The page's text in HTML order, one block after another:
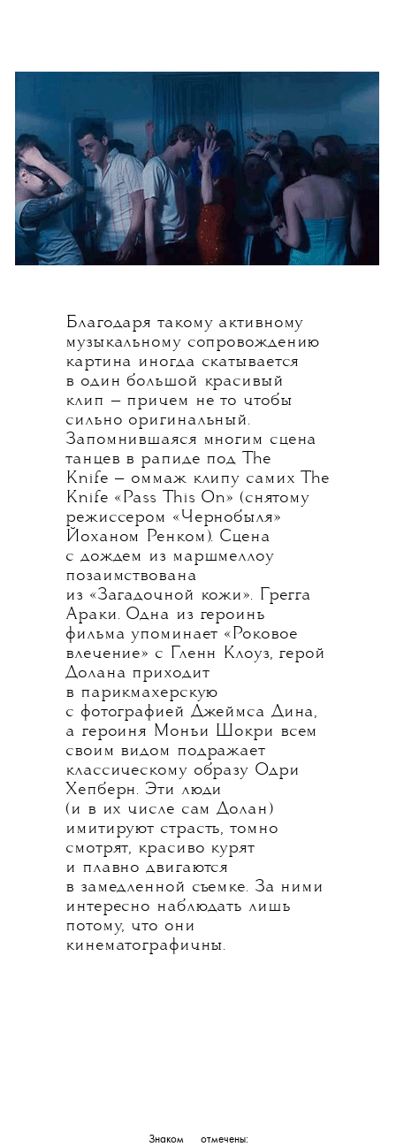
Благодаря такому активному
музыкальному сопровождению
картина иногда скатывается
в один большой красивый
клип — причем не то чтобы
сильно оригинальный.
Запомнившаяся многим сцена
танцев в рапиде под The
Knife — оммаж клипу самих The
Knife «Pass This On» (снятому
режиссером «Чернобыля»
Йоханом Ренком). Сцена
с дождем из маршмеллоу
позаимствована
из «Загадочной кожи». Грегга
Араки. Одна из героинь
фильма упоминает «Роковое
влечение» с Гленн Клоуз, герой
Долана приходит
в парикмахерскую
с фотографией Джеймса Дина,
а героиня Моньи Шокри всем
своим видом подражает
классическому образу Одри
Хепберн. Эти люди
(и в их числе сам Долан)
имитируют страсть, томно
смотрят, красиво курят
и плавно двигаются
в замедленной съемке. За ними
интересно наблюдать лишь
потому, что они
кинематографичны.
Знаком
отмечены: